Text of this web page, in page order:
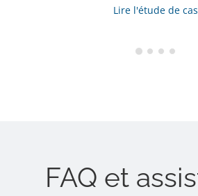
Lire l'étude de cas
FAQ et